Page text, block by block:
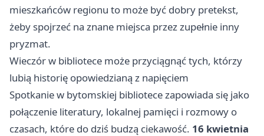
mieszkańców regionu to może być dobry pretekst,
żeby spojrzeć na znane miejsca przez zupełnie inny
pryzmat.
Wieczór w bibliotece może przyciągnąć tych, którzy
lubią historię opowiedzianą z napięciem
Spotkanie w bytomskiej bibliotece zapowiada się jako
połączenie literatury, lokalnej pamięci i rozmowy o
czasach, które do dziś budzą ciekawość. 16 kwietnia